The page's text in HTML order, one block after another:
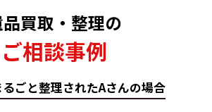
買取・整理の
ご相談事例
ごと整理されたAさんの場合